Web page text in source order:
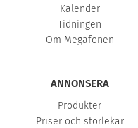
Kalender
Tidningen
Om Megafonen
ANNONSERA
Produkter
Priser och storlekar